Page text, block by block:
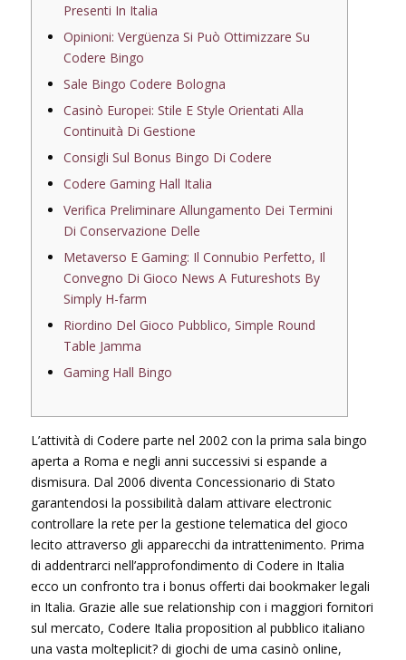
Presenti In Italia
Opinioni: Vergüenza Si Può Ottimizzare Su
Codere Bingo
Sale Bingo Codere Bologna
Casinò Europei: Stile E Style Orientati Alla
Continuità Di Gestione
Consigli Sul Bonus Bingo Di Codere
Codere Gaming Hall Italia
Verifica Preliminare Allungamento Dei Termini
Di Conservazione Delle
Metaverso E Gaming: Il Connubio Perfetto, Il
Convegno Di Gioco News A Futureshots By
Simply H-farm
Riordino Del Gioco Pubblico, Simple Round
Table Jamma
Gaming Hall Bingo
L’attività di Codere parte nel 2002 con la prima sala bingo
aperta a Roma e negli anni successivi si espande a
dismisura. Dal 2006 diventa Concessionario di Stato
garantendosi la possibilità dalam attivare electronic
controllare la rete per la gestione telematica del gioco
lecito attraverso gli apparecchi da intrattenimento. Prima
di addentrarci nell’approfondimento di Codere in Italia
ecco un confronto tra i bonus offerti dai bookmaker legali
in Italia. Grazie alle sue relationship con i maggiori fornitori
sul mercato, Codere Italia proposition al pubblico italiano
una vasta molteplicit? di giochi de uma casinò online,